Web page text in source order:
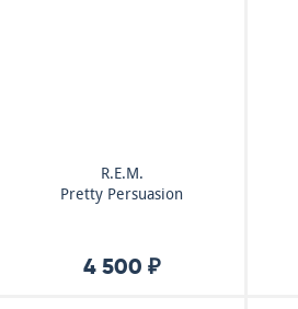
R.E.M.
Pretty Persuasion
4 500 ₽